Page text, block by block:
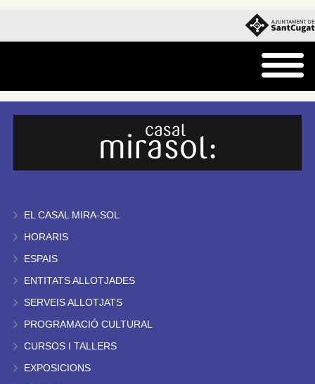
EL CASAL MIRA-SOL
HORARIS
ESPAIS
ENTITATS ALLOTJADES
SERVEIS ALLOTJATS
PROGRAMACIÓ CULTURAL
CURSOS I TALLERS
EXPOSICIONS